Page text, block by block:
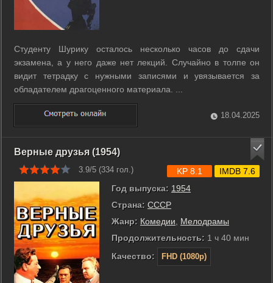
Студенту Шурику осталось несколько часов до сдачи
экзамена, а у него даже нет лекций. Случайно в толпе он
видит тетрадку с нужными записями и увязывается за
обладателем драгоценного материала. ...
18.04.2025
Верные друзья (1954)
3.9/5 (334 гол.)
Год выпуска: 1954
Страна: СССР
Жанр: Комедии
Мелодрамы
Продолжительность: 1 ч 40 мин
Качество:
FHD (1080p)
KP 8.1 IMDB 7.6